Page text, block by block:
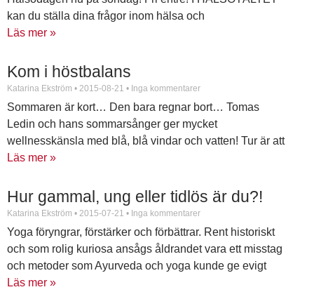
kan du ställa dina frågor inom hälsa och
Läs mer »
Kom i höstbalans
Katarina Ekström 2015-08-21 Inga kommentarer
Sommaren är kort… Den bara regnar bort… Tomas
Ledin och hans sommarsånger ger mycket
wellnesskänsla med blå, blå vindar och vatten! Tur är att
det
Läs mer »
Hur gammal, ung eller tidlös är du?!
Katarina Ekström 2015-07-21 Inga kommentarer
Yoga föryngrar, förstärker och förbättrar. Rent historiskt
och som rolig kuriosa ansågs åldrandet vara ett misstag
och metoder som Ayurveda och yoga kunde ge evigt
Läs mer »